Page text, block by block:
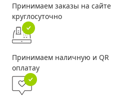
Принимаем заказы на сайте
круглосуточно
Принимаем наличную и QR
оплатау